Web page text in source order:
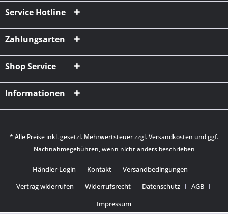
Service Hotline
Zahlungsarten
Shop Service
Informationen
* Alle Preise inkl. gesetzl. Mehrwertsteuer zzgl.Versandkosten und ggf.
Nachnahmegebühren, wenn nicht anders beschrieben
Händler-Login Kontakt
Versandbedingungen
Vertrag widerrufen
Widerrufsrecht Datenschutz
AGB
Impressum